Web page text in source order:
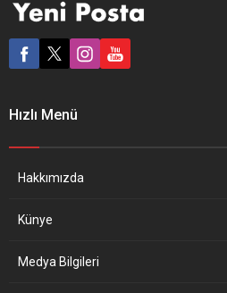
vergileri, sübvansiyonlar,
siyasetin rolüne dair
hararetli bir tartışma
TEDBİRLER GEREK La...
Hızlı Menü
Hakkımızda
Künye
Medya Bilgileri